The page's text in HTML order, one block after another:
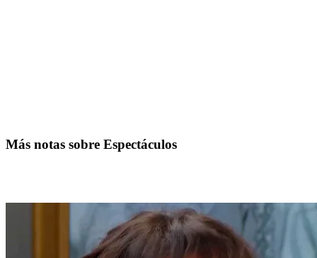
Más notas sobre Espectáculos